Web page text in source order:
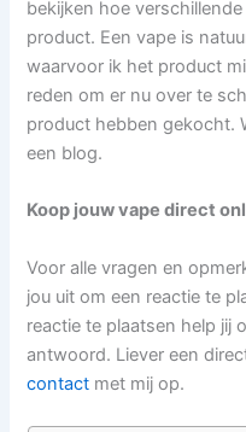
bekijken hoe
product. Een vape is
waarvoor ik het product
reden om er nu over te
product hebben gekocht.
een blog.
Koop jouw vape direct
Voor alle vragen en
jou uit om een reactie te
reactie te plaatsen help jij
antwoord. Liever een
contact met mij op.